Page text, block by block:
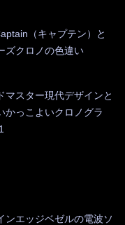
（キャプテン）と
ズクロノの色違い
マスター現代デザインと
かっこよいクロノグラ
エッジベゼルの電波ソ